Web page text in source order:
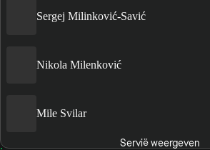
Sergej Milinković-Savić
Nikola Milenković
Mile Svilar
Servië weergeven